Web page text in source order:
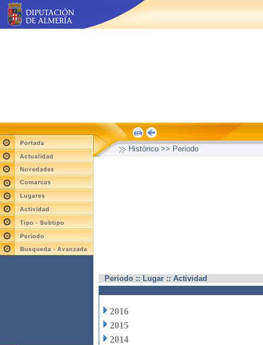
Histórico >> Periodo
Periodo :: Lugar :: Actividad
2016
2015
2014